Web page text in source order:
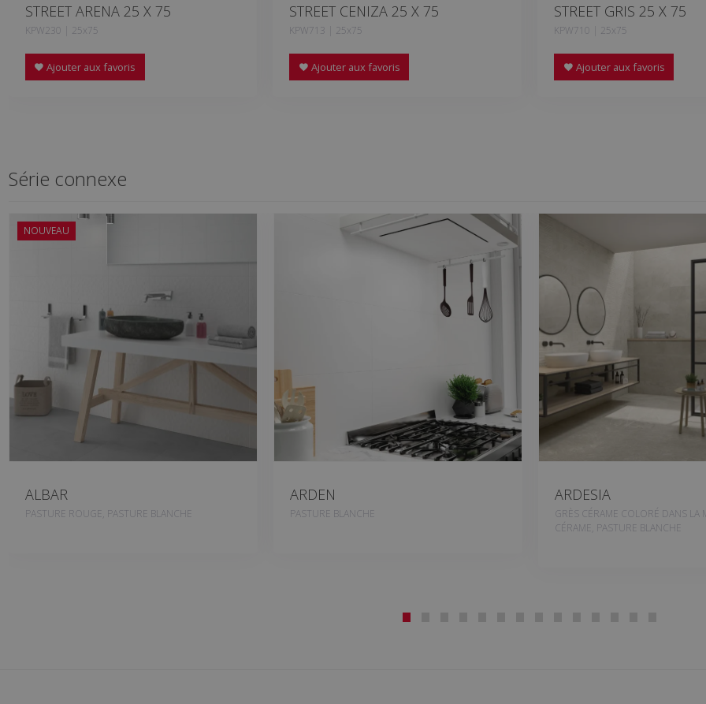
STREET ARENA 25 X 75
KPW230 | 25x75
Ajouter aux favoris
STREET CENIZA 25 X 75
KPW713 | 25x75
Ajouter aux favoris
STREET GRIS 25 X 75
KPW710 | 25x75
Ajouter aux favoris
Série connexe
NOUVEAU
ALBAR
PASTURE ROUGE, PASTURE BLANCHE
ARDEN
PASTURE BLANCHE
ARDESIA
GRÈS CÉRAME COLORÉ DANS LA
CÉRAME, PASTURE BLANCHE